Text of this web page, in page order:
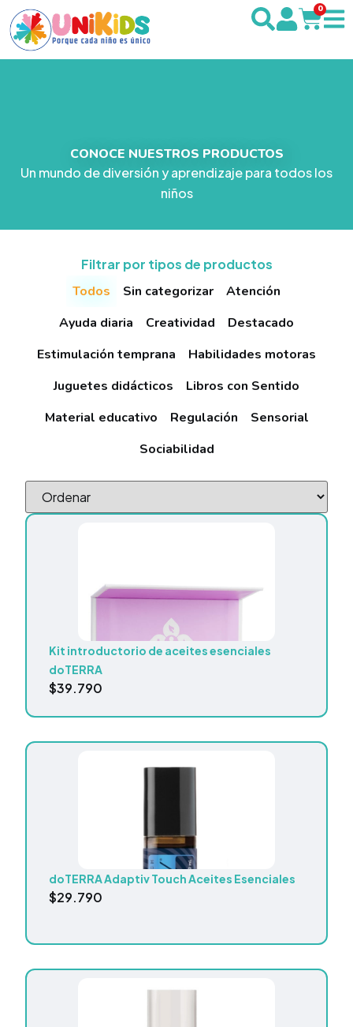
0
CONOCE NUESTROS PRODUCTOS
Un mundo de diversión y aprendizaje para todos los
niños
Filtrar por tipos de productos
Sin categorizar
Atención
Ayuda diaria
Creatividad
Destacado
Estimulación temprana
Habilidades motoras
Juguetes didácticos
Libros con Sentido
Material educativo
Regulación
Sensorial
Sociabilidad
Todos
Kit introductorio de aceites esenciales
doTERRA
$39.790
doTERRA Adaptiv Touch Aceites Esenciales
$29.790